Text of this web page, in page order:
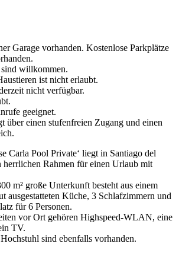
Garage vorhanden. Kostenlose Parkplätze
willkommen.
ist nicht erlaubt.
nicht verfügbar.
geeignet.
über einen stufenfreien Zugang und einen
Carla Pool Private‘ liegt in Santiago del
herrlichen Rahmen für einen Urlaub mit
m² große Unterkunft besteht aus einem
ausgestatteten Küche, 3 Schlafzimmern und
für 6 Personen.
vor Ort gehören Highspeed-WLAN, eine
TV.
sind ebenfalls vorhanden.